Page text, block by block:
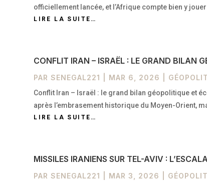
officiellement lancée, et l’Afrique compte bien y
LIRE LA SUITE…
CONFLIT IRAN – ISRAËL : LE GRAND BILAN
PARSENEGAL221 MAR 6, 2026
Conflit Iran – Israël : le grand bilan géopolitique et
après l’embrasement historique du Moyen-Orient,
LIRE LA SUITE…
MISSILES IRANIENS SUR TEL-AVIV :
PARSENEGAL221 MAR 3, 2026